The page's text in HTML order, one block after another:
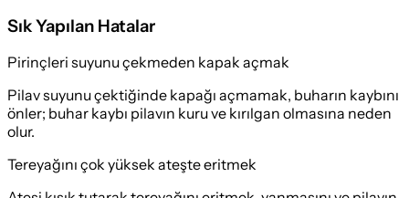
Sık Yapılan Hatalar
Pirinçleri suyunu çekmeden kapak açmak
Pilav suyunu çektiğinde kapağı açmamak, buharın kaybını
önler; buhar kaybı pilavın kuru ve kırılgan olmasına neden
olur.
Tereyağını çok yüksek ateşte eritmek